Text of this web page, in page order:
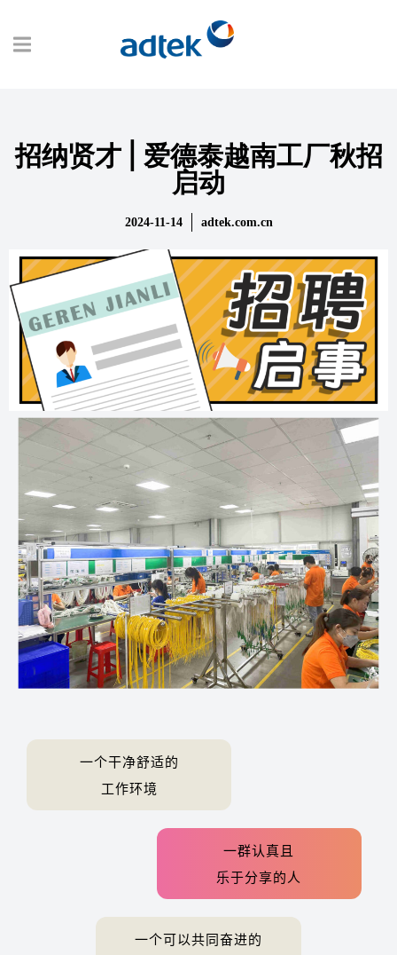
招纳贤才 | 爱德泰越南工厂秋招
启动
2024-11-14 adtek.com.cn
一个干净舒适的
工作环境
一群认真且
乐于分享的人
一个可以共同奋进的